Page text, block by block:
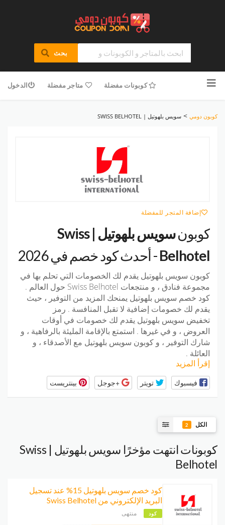
بحث
للمحتوى
كوبونات مفضلة متاجر مفضلة الدخول
كوبون دومي > سويس بلهوتيل | SWISS BELHOTEL
إضافة المتجر للمفضلة
كوبون
سويس بلهوتيل | Swiss
Belhotel- أحدث كود خصم في 2026
كوبون سويس بلهوتيل يقدم لك الخصومات التي تحلم بها في
مجموعة فنادق ، و منتجعات Swiss Belhotel حول العالم .
كود خصم سويس بلهوتيل يمنحك المزيد من التوفير ، حيث
يقدم لك خصومات إضافية لا تقبل المنافسة . رمز
تخفيض سويس بلهوتيل يقدم لك خصومات في أوقات
العروض ، و في غيرها . استمتع بالإقامة المليئة بالرفاهية ، و
شارك التوفير ، و كوبون سويس بلهوتيل مع الأصدقاء ، و
العائلة .
إقرأ المزيد
فيسبوك تويتر +جوجل بينتريست
الكل 2
كوبونات انتهت مؤخرًا سويس بلهوتيل | Swiss
Belhotel
كود خصم سويس بلهوتيل 15% عند تسجيل
البريد الإلكتروني من Swiss Belhotel
كود منتهى